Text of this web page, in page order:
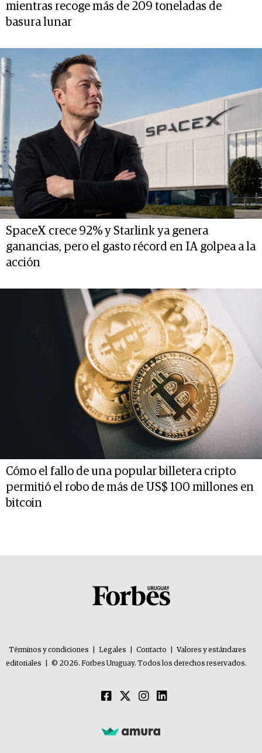
mientras recoge más de 209 toneladas de
basura lunar
SpaceX crece 92% y Starlink ya genera
ganancias, pero el gasto récord en IA golpea a la
acción
Cómo el fallo de una popular billetera cripto
permitió el robo de más de US$ 100 millones en
bitcoin
Términos y condiciones Legales Contacto
Valores y estándares
editoriales
© 2026. Forbes Uruguay. Todos los derechos reservados.